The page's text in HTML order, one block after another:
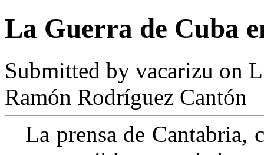
La Guerra de Cuba
Submitted by vacarizu on
Ramón Rodríguez Cantón
La prensa de Cantabria,